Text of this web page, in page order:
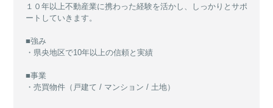
１０年以上不動産業に携わった経験を活かし、しっかりとサポ
ートしていきます。
■強み
・県央地区で10年以上の信頼と実績
■事業
・売買物件（戸建て / マンション / 土地）